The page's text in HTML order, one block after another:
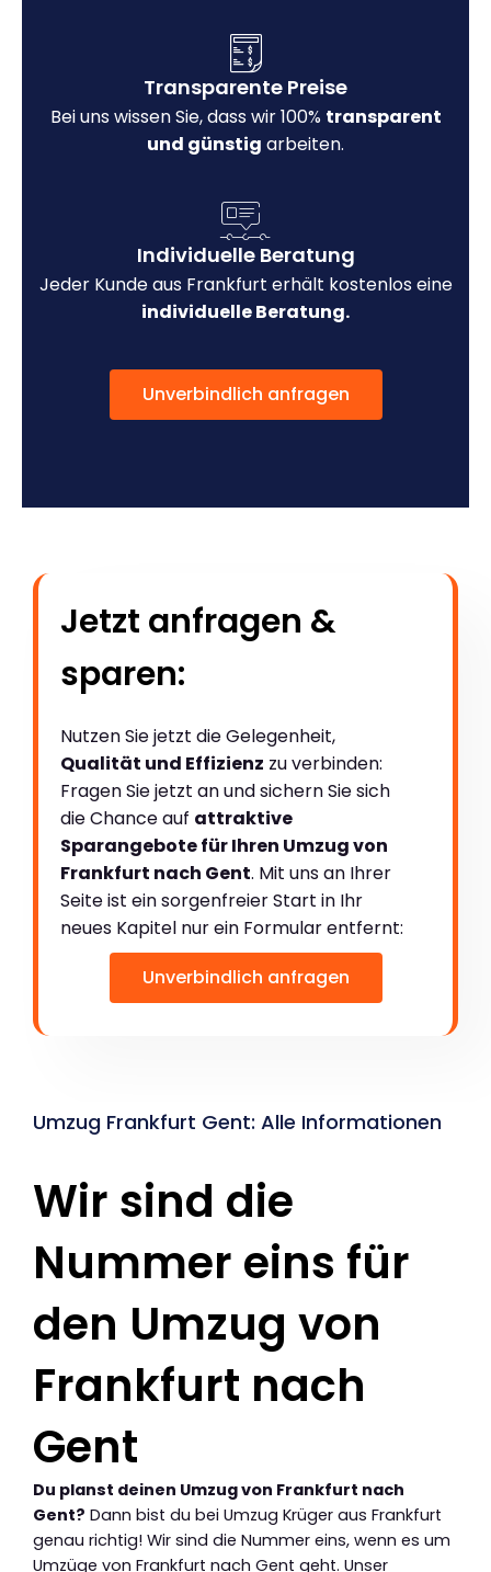
Transparente Preise
Bei uns wissen Sie, dass wir 100% transparent
und günstig arbeiten.
Individuelle Beratung
Jeder Kunde aus Frankfurt erhält kostenlos eine
individuelle Beratung.
Unverbindlich anfragen
Jetzt anfragen &
sparen:
Nutzen Sie jetzt die Gelegenheit,
Qualität und Effizienz zu verbinden:
Fragen Sie jetzt an und sichern Sie sich
die Chance auf attraktive
Sparangebote für Ihren Umzug von
Frankfurt nach Gent. Mit uns an Ihrer
Seite ist ein sorgenfreier Start in Ihr
neues Kapitel nur ein Formular entfernt:
Unverbindlich anfragen
Umzug Frankfurt Gent: Alle Informationen
Wir sind die
Nummer eins für
den Umzug von
Frankfurt nach
Gent
Du planst deinen Umzug von Frankfurt nach
Gent? Dann bist du bei Umzug Krüger aus Frankfurt
genau richtig! Wir sind die Nummer eins, wenn es um
Umzüge von Frankfurt nach Gent geht. Unser